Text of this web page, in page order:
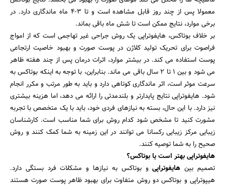
معمولا پس از چند روز قابل مشاهده است و تا 3-4 ماه ماندگاری دارد. در
برخی موارد، نتایج ممکن است تا شش ماه باقی بماند.
بر خلاف بوتاکس، هایفوتراپی یک روش جراحی غیر تهاجمی است که از امواج
فراصوت برای تحریک تولید کلاژن در پوست صورت و بهبود خاصیت ارتجاعی
پوست استفاده می کند. در بیشتر موارد، اثرات درمان پس از چند هفته ظاهر
می شود و بین 1 تا 2 سال باقی می ماند. بنابراین، با توجه به اینکه بوتاکس به
سرعت موثر است، اثر ماندگاری کوتاهی دارد و باید به طور مرتب و مکرر انجام
شود. هایفوتراپی نتایج پایدارتر و بلندمدتی را ارائه می دهد، اما هزینه بیشتری
نیز دارد. با این حال، بسته به نیازهای فردی خود، باید با یک متخصص با تجربه
مشورت کنید تا مشخص شود کدام روش برای شما مناسب است. کارشناسان
زیبایی مرکز زیبایی رکسانا می توانند در این زمینه به شما کمک کنند و روش
صحیح را به شما توصیه کنند.
هایفوتراپی بهتر است یا بوتاکس؟
تصمیم بین هایفوتراپیو بوتاکس به نیازها و مشکلات فرد بستگی دارد.
هیپوتراپی و بوتاکس دو روش متفاوت برای بهبود ظاهر پوست صورت هستند